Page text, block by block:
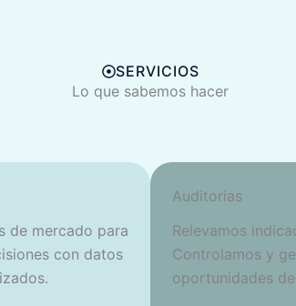
SERVICIOS
Lo que sabemos hacer
de mercado para
con datos
Auditorias
Relevamos
Controlamos y
oportunidades